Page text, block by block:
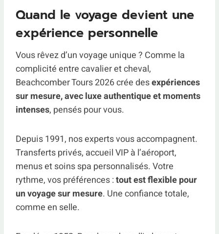
Quand le voyage devient une
expérience personnelle
Vous rêvez d’un voyage unique ? Comme la
complicité entre cavalier et cheval,
Beachcomber Tours 2026 crée desexpériences
sur mesure, avec luxe authentique et moments
intenses, pensés pour vous.
Depuis 1991, nos experts vous accompagnent.
Transferts privés, accueil VIP à l’aéroport,
menus et soins spa personnalisés. Votre
rythme, vos préférences :tout est flexible pour
un voyage sur mesure. Une confiance totale,
comme en selle.